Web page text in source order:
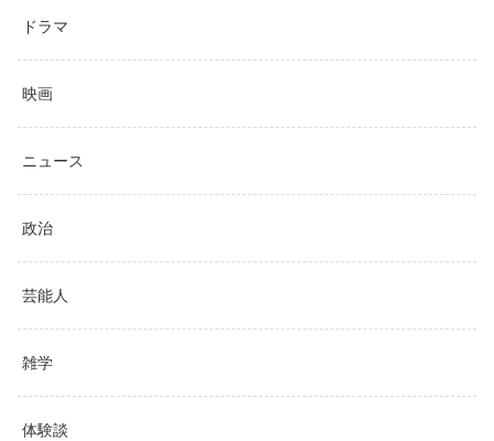
ドラマ
映画
ニュース
政治
芸能人
雑学
体験談